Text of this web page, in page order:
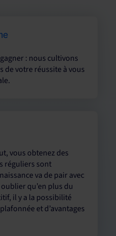
: nous cultivons
de votre réussite à vous
vous obtenez des
réguliers sont
va de pair avec
qu’en plus du
il y a la possibilité
et d’avantages